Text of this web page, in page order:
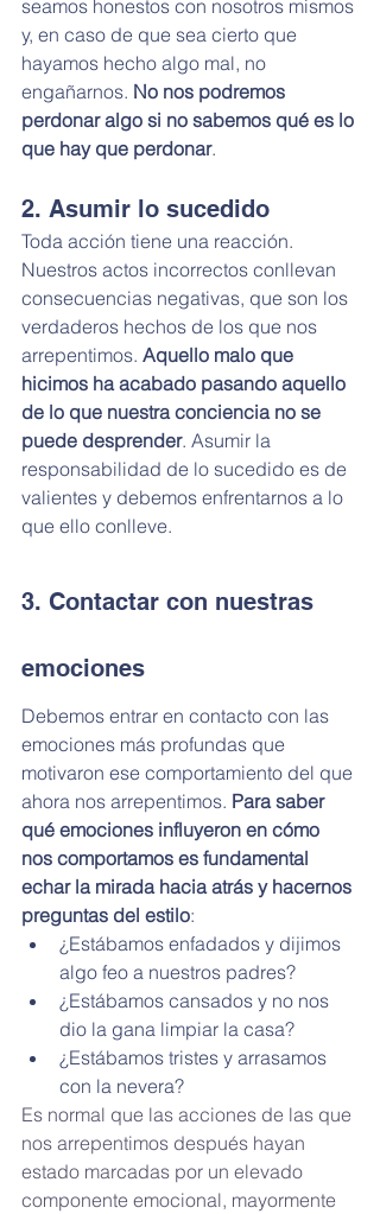
seamos honestos con nosotros mismos
y, en caso de que sea cierto que
hayamos hecho algo mal, no
engañarnos. No nos podremos
perdonar algo si no sabemos qué es lo
que hay que perdonar.
2. Asumir lo sucedido
Toda acción tiene una reacción.
Nuestros actos incorrectos conllevan
consecuencias negativas, que son los
verdaderos hechos de los que nos
arrepentimos. Aquello malo que
hicimos ha acabado pasando aquello
de lo que nuestra conciencia no se
puede desprender. Asumir la
responsabilidad de lo sucedido es de
valientes y debemos enfrentarnos a lo
que ello conlleve.
3. Contactar con nuestras
emociones
Debemos entrar en contacto con las
emociones más profundas que
motivaron ese comportamiento del que
ahora nos arrepentimos. Para saber
qué emociones influyeron en cómo
nos comportamos es fundamental
echar la mirada hacia atrás y hacernos
preguntas del estilo:
¿Estábamos enfadados y dijimos
algo feo a nuestros padres?
¿Estábamos cansados y no nos
dio la gana limpiar la casa?
¿Estábamos tristes y arrasamos
con la nevera?
Es normal que las acciones de las que
nos arrepentimos después hayan
estado marcadas por un elevado
componente emocional, mayormente